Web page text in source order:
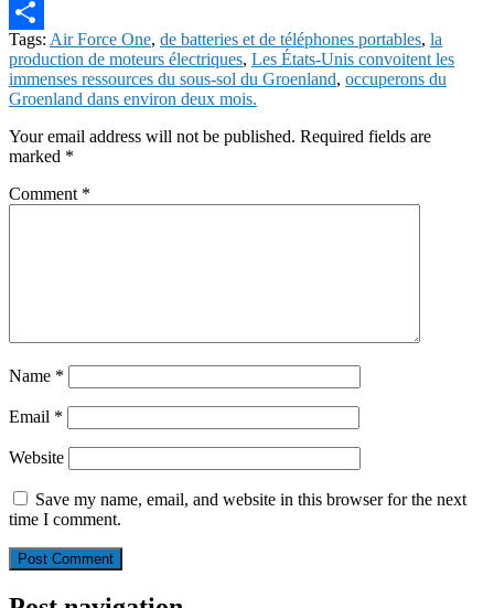
Yahoo
Mail
Share
Tags: Air Force One, de batteries et de téléphones portables, la
production de moteurs électriques, Les États-Unis convoitent les
immenses ressources du sous-sol du Groenland, occuperons du
Groenland dans environ deux mois.
Your email address will not be published. Required fields are
marked *
Comment *
Name *
Email *
Website
Save my name, email, and website in this browser for the next
time I comment.